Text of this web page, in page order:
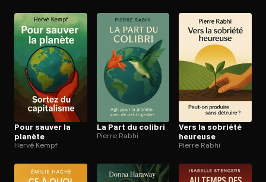
Pour sauver la
planète
Hervé Kempf
La Part du colibri
Pierre Rabhi
Vers la sobriété
heureuse
Pierre Rabhi